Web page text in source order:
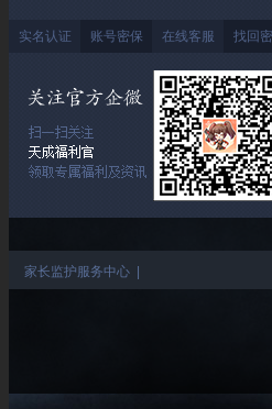
实名认证 账号密保 在线客服 找回
家长监护服务中心